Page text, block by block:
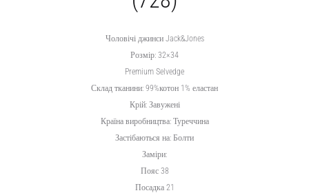
Чоловічі джинси Jack&Jones
Розмір: 32×34
Premium Selvedge
Склад тканини: 99%котон 1% еластан
Крій: Завужені
Країна виробництва: Туреччина
Застібаються на: Болти
Заміри:
Пояс 38
Посадка 21